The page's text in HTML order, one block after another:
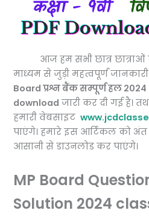
आज हम सभी छात्र छात्राओं
माध्यम से जुड़ी महत्वपूर्ण
Board प्रश्न बैंक सम्पूर्ण हल 2024
download जारी कर दी गई है।
हमारी वेबसाइट
पाएंगे। हमारे इस आर्टिकल को
आसानी से डाउनलोड कर पाएंगे।
MP Board
Solution 2024